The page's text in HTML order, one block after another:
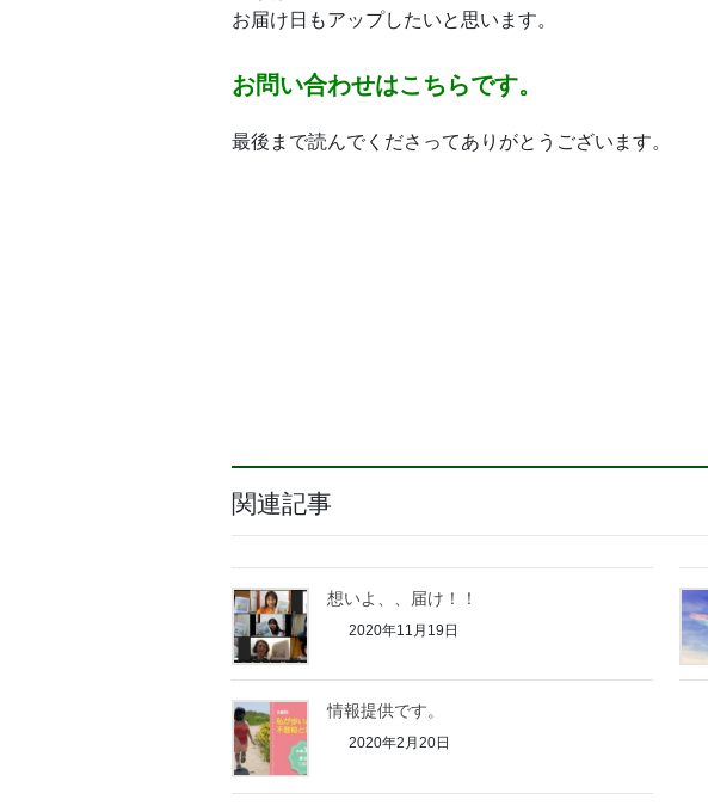
お届け日もアップしたいと思います。
お問い合わせはこちらです。
最後まで読んでくださってありがとうございます。
関連記事
想いよ、、届け！！
2020年11月19日
情報提供です。
2020年2月20日